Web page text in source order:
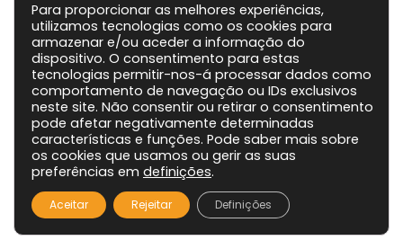
Para proporcionar as melhores experiências,
utilizamos tecnologias como os cookies para
armazenar e/ou aceder a informação do
dispositivo. O consentimento para estas
tecnologias permitir-nos-á processar dados como
comportamento de navegação ou IDs exclusivos
neste site. Não consentir ou retirar o consentimento
pode afetar negativamente determinadas
características e funções. Pode saber mais sobre
os cookies que usamos ou gerir as suas
preferências em definições.
Aceitar Rejeitar Definições